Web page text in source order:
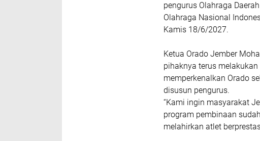
pengurus Olahraga
Olahraga Nasional
Kamis 18/6/2027.
Ketua Orado Jember
pihaknya terus
memperkenalkan Orado
disusun pengurus.
“Kami ingin masyarakat
program pembinaan
melahirkan atlet